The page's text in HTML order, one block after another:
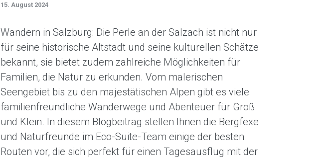
15. August 2024
Wandern in Salzburg: Die Perle an der Salzach ist nicht nur
für seine historische Altstadt und seine kulturellen Schätze
bekannt, sie bietet zudem zahlreiche Möglichkeiten für
Familien, die Natur zu erkunden. Vom malerischen
Seengebiet bis zu den majestätischen Alpen gibt es viele
familienfreundliche Wanderwege und Abenteuer für Groß
und Klein. In diesem Blogbeitrag stellen Ihnen die Bergfexe
und Naturfreunde im Eco-Suite-Team einige der besten
Routen vor, die sich perfekt für einen Tagesausflug mit der